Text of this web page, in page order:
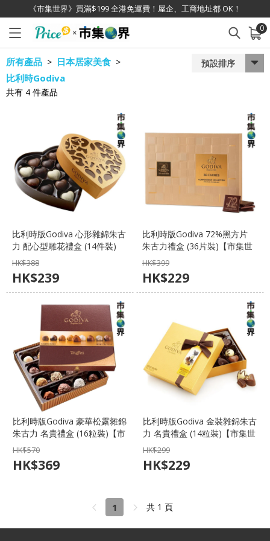
《市集世界》買滿$199 全港免運費！屋企、工商地址都 OK！
0
已加入購物車 查看
所有產品 > 日本居家美食 >
比利時Godiva
共有 4 件產品
預設排序
比利時版Godiva 心形雜錦朱古
力 配心型雕花禮盒 (14件裝)
HK$388
HK$239
比利時版Godiva 72%黑方片
朱古力禮盒 (36片裝)【市集世
界 - MOAN】
HK$399
HK$229
比利時版Godiva 豪華松露雜錦
朱古力 名貴禮盒 (16粒裝)【市
集世界 - MOAN】
HK$570
HK$369
比利時版Godiva 金裝雜錦朱古
力 名貴禮盒 (14粒裝)【市集世
界 - MOAN】
HK$299
HK$229
1 共 1 頁